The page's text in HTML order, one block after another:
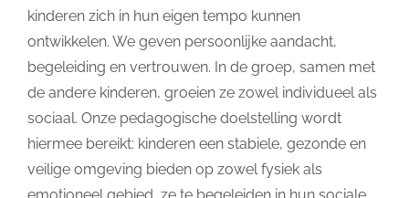
kinderen zich in hun eigen tempo kunnen
ontwikkelen. We geven persoonlijke aandacht,
begeleiding en vertrouwen. In de groep, samen met
de andere kinderen, groeien ze zowel individueel als
sociaal. Onze pedagogische doelstelling wordt
hiermee bereikt: kinderen een stabiele, gezonde en
veilige omgeving bieden op zowel fysiek als